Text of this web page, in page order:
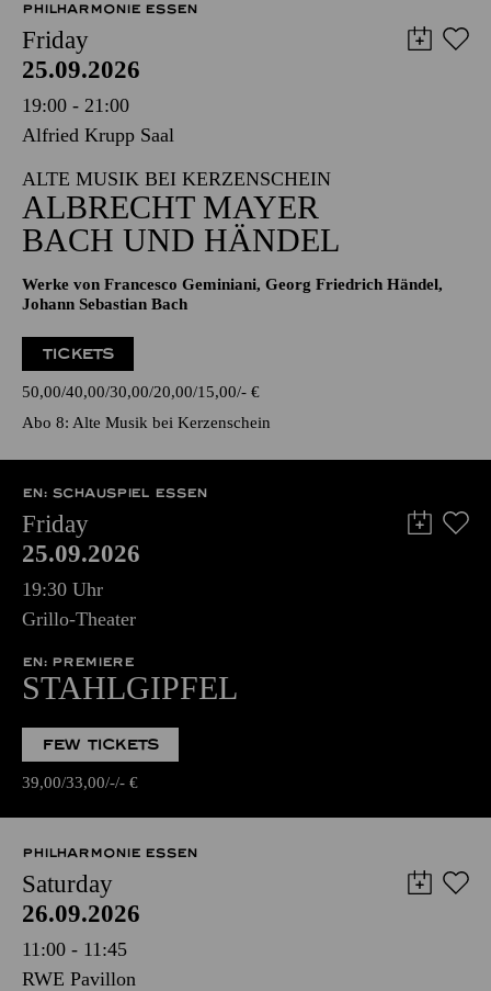
PHILHARMONIE ESSEN
Friday
25.09.2026
19:00 - 21:00
Alfried Krupp Saal
ALTE MUSIK BEI KERZENSCHEIN
ALBRECHT MAYER
BACH UND HÄNDEL
Werke von Francesco Geminiani, Georg Friedrich Händel,
Johann Sebastian Bach
TICKETS
50,00 40,00 30,00 20,00 15,00 - €
Abo 8: Alte Musik bei Kerzenschein
EN: SCHAUSPIEL ESSEN
Friday
25.09.2026
19:30 Uhr
Grillo-Theater
EN: PREMIERE
STAHLGIPFEL
FEW TICKETS
39,00 33,00 - - €
PHILHARMONIE ESSEN
Saturday
26.09.2026
11:00 - 11:45
RWE Pavillon